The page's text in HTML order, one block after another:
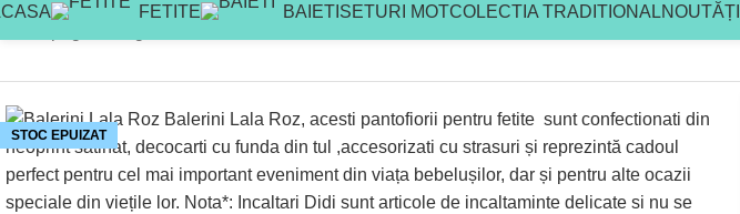
FETITE BAIETI SETURI MOTCOLECTIA TRADITIONALNOUTĂȚI
STOC EPUIZAT